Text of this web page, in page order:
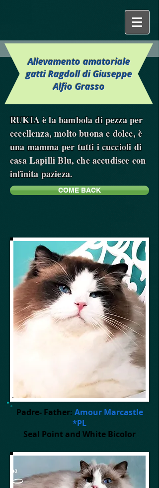
Allevamento amatoriale
gatti Ragdoll di Giuseppe
Alfio Grasso
RUKIA è la bambola di pezza per
eccellenza, molto buona e dolce, è
una mamma per tutti i cuccioli di
casa Lapilli Blu, che accudisce con
infinita pazieza.
COME BACK
Padre- Father: Amour Marcastle
*PL
Seal Point and White Bicolor